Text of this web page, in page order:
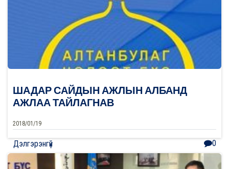
Дэлгэрэнгүй
ШАДАР САЙДЫН АЖЛЫН АЛБАНД
АЖЛАА ТАЙЛАГНАВ
2018/01/19
Дэлгэрэнгүй 0